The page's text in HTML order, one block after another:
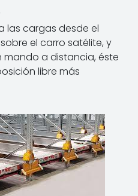
las cargas desde el
el carro satélite, y
a distancia, éste
libre más